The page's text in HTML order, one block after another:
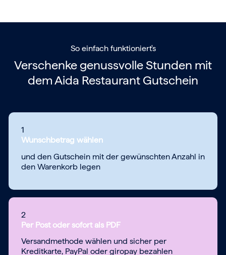
So einfach funktioniert's
Verschenke genussvolle Stunden mit
demAida Restaurant Gutschein
1
Wunschbetrag wählen
und den Gutschein mit der gewünschten Anzahl in
den Warenkorb legen
2
Per Post oder sofort als PDF
Versandmethode wählen und sicher per
Kreditkarte, PayPal oder giropay bezahlen